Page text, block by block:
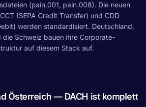
(pain.001, pain.008). Die neuen
(SEPA Credit Transfer) und CDD
werden standardisiert. Deutschland,
die Schweiz bauen ihre Corporate-
auf diesem Stack auf.
Österreich — DACH ist komplett